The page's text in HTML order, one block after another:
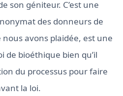
son géniteur. C’est une
des donneurs de
avons plaidée, est une
de bioéthique bien qu’il
du processus pour faire
la loi.